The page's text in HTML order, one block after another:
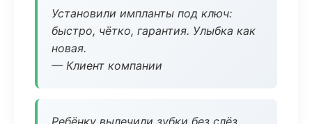
Установили импланты под ключ:
быстро, чётко, гарантия. Улыбка как
новая.
— Клиент компании
Ребёнку вылечили зубки без слёз,